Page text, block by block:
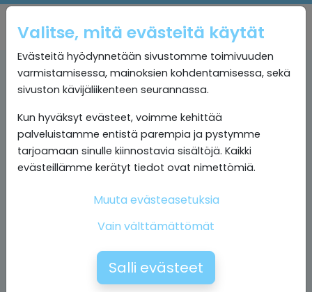
Valitse, mitä evästeitä käytät
Evästeitä hyödynnetään sivustomme toimivuuden
varmistamisessa, mainoksien kohdentamisessa, sekä
sivuston kävijäliikenteen seurannassa.
Kun hyväksyt evästeet, voimme kehittää
palveluistamme entistä parempia ja pystymme
tarjoamaan sinulle kiinnostavia sisältöjä. Kaikki
evästeillämme kerätyt tiedot ovat nimettömiä.
Muuta evästeasetuksia
Vain välttämättömät
Salli evästeet